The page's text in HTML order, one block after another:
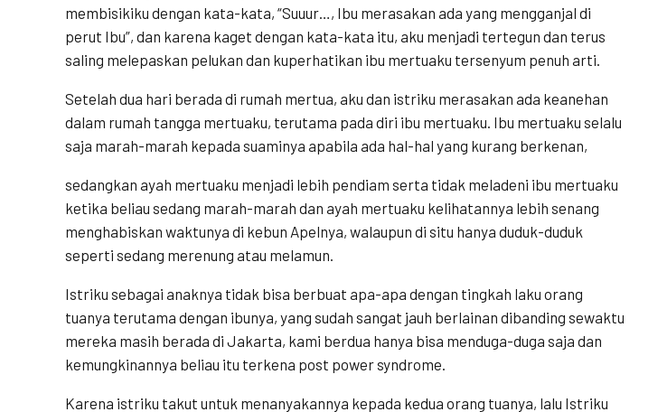
membisikiku dengan kata-kata, “Suuur…, Ibu merasakan ada yang mengganjal di
perut Ibu”, dan karena kaget dengan kata-kata itu, aku menjadi tertegun dan terus
saling melepaskan pelukan dan kuperhatikan ibu mertuaku tersenyum penuh arti.
Setelah dua hari berada di rumah mertua, aku dan istriku merasakan ada keanehan
dalam rumah tangga mertuaku, terutama pada diri ibu mertuaku. Ibu mertuaku selalu
saja marah-marah kepada suaminya apabila ada hal-hal yang kurang berkenan,
sedangkan ayah mertuaku menjadi lebih pendiam serta tidak meladeni ibu mertuaku
ketika beliau sedang marah-marah dan ayah mertuaku kelihatannya lebih senang
menghabiskan waktunya di kebun Apelnya, walaupun di situ hanya duduk-duduk
seperti sedang merenung atau melamun.
Istriku sebagai anaknya tidak bisa berbuat apa-apa dengan tingkah laku orang
tuanya terutama dengan ibunya, yang sudah sangat jauh berlainan dibanding sewaktu
mereka masih berada di Jakarta, kami berdua hanya bisa menduga-duga saja dan
kemungkinannya beliau itu terkena post power syndrome.
Karena istriku takut untuk menanyakannya kepada kedua orang tuanya, lalu Istriku